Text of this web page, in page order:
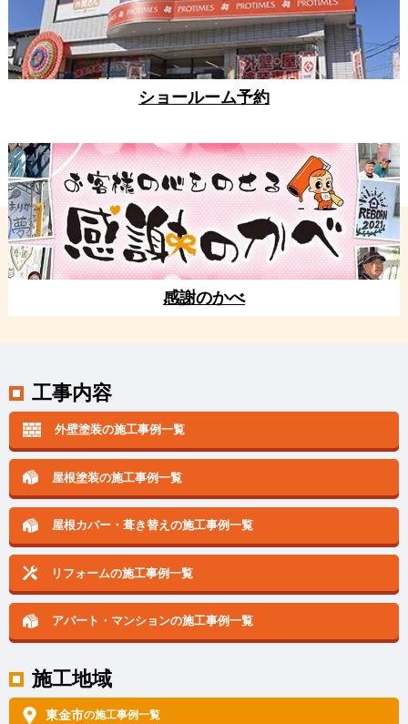
ショールーム予約
感謝のかべ
工事内容
外壁塗装の施工事例一覧
屋根塗装の施工事例一覧
屋根カバー・葺き替えの施工事例一覧
リフォームの施工事例一覧
アパート・マンションの施工事例一覧
施工地域
東金市の施工事例一覧